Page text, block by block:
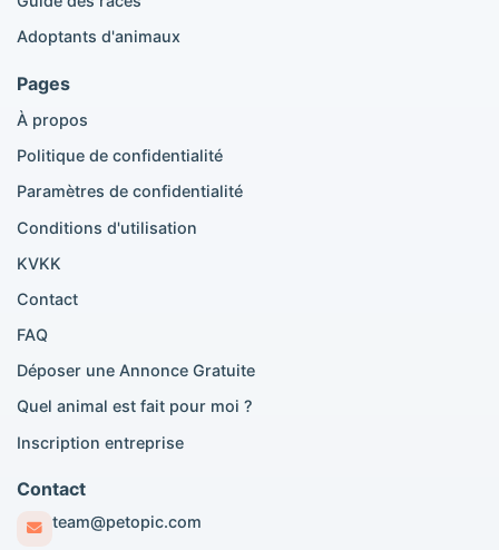
Annonces Scottish Fold
Annonces Ragdoll
Annonces Bengal
Annonces Persan
Annonces British Shorthair
British Shorthair à vendre
Paris Pomeranian vente
Paris Golden Retriever adoption
Paris British Shorthair vente
Paris Poodle adoption
Lyon Pomeranian adoption
Lyon British Shorthair adoption
Adoptants d'animaux
Pages
À propos
Politique de confidentialité
Paramètres de confidentialité
Conditions d'utilisation
KVKK
Contact
FAQ
Déposer une Annonce Gratuite
Quel animal est fait pour moi ?
Inscription entreprise
Contact
team@petopic.com